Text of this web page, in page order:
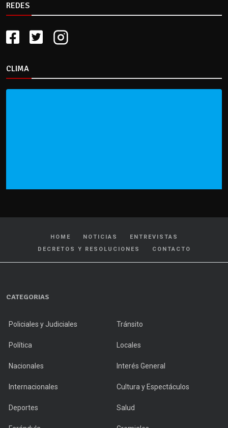
REDES
CLIMA
HOME NOTICIAS
ENTREVISTAS
DECRETOS Y RESOLUCIONES
CONTACTO
CATEGORIAS
Policiales y Judiciales Tránsito
Política Locales
Nacionales Interés General
Internacionales Cultura y Espectáculos
Deportes Salud